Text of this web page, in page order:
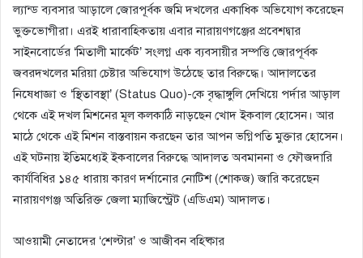
ল্যান্ড ব্যবসার আড়ালে জোরপূর্বক জমি দখলের একাধিক অভিযোগ করেছেন
ভুক্তভোগীরা। এরই ধারাবাহিকতায় এবার নারায়ণগঞ্জের প্রবেশদ্বার
সাইনবোর্ডের ‘মিতালী মার্কেট’ সংলগ্ন এক ব্যবসায়ীর সম্পত্তি জোরপূর্বক
জবরদখলের মরিয়া চেষ্টার অভিযোগ উঠেছে তার বিরুদ্ধে। আদালতের
নিষেধাজ্ঞা ও ‘স্থিতাবস্থা’ (Status Quo)-কে বৃদ্ধাঙ্গুলি দেখিয়ে পর্দার আড়াল
থেকে এই দখল মিশনের মূল কলকাঠি নাড়ছেন খোদ ইকবাল হোসেন। আর
মাঠে থেকে এই মিশন বাস্তবায়ন করছেন তার আপন ভগ্নিপতি মুক্তার হোসেন।
এই ঘটনায় ইতিমধ্যেই ইকবালের বিরুদ্ধে আদালত অবমাননা ও ফৌজদারি
কার্যবিধির ১৪৫ ধারায় কারণ দর্শানোর নোটিশ (শোকজ) জারি করেছেন
নারায়ণগঞ্জ অতিরিক্ত জেলা ম্যাজিস্ট্রেট (এডিএম) আদালত।
​আওয়ামী নেতাদের ‘শেল্টার’ ও আজীবন বহিষ্কার